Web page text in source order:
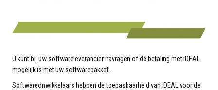
U kunt bij uw softwareleverancier navragen of de betaling met iDEAL
mogelijk is met uw softwarepakket.
Softwareonwikkelaars hebben de toepasbaarheid van iDEAL voor de